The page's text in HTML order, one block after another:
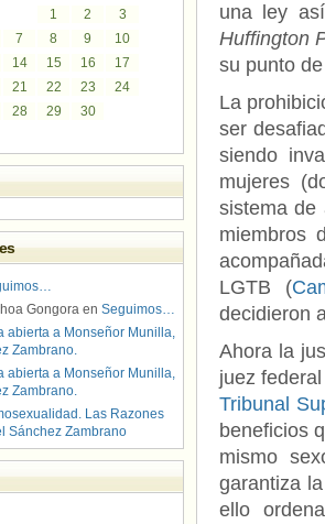
una ley
Huffington
su punto
La
ser
siendo
mujeres
sistema de
miembros
LGTB (
decidieron
Ahora la
juez
Tribunal
beneficios
mismo
garantiza
ello
1
2
3
7 8 9
10
14 15 16
17
21 22 23
24
28 29 30
Gongora en Seguimos…
abierta a Monseñor Munilla,
Zambrano.
abierta a Monseñor Munilla,
Zambrano.
Las Razones
Sánchez Zambrano